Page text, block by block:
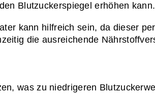
Blutzuckerspiegel erhöhen kann.
kann hilfreich sein, da dieser
die ausreichende
was zu niedrigeren